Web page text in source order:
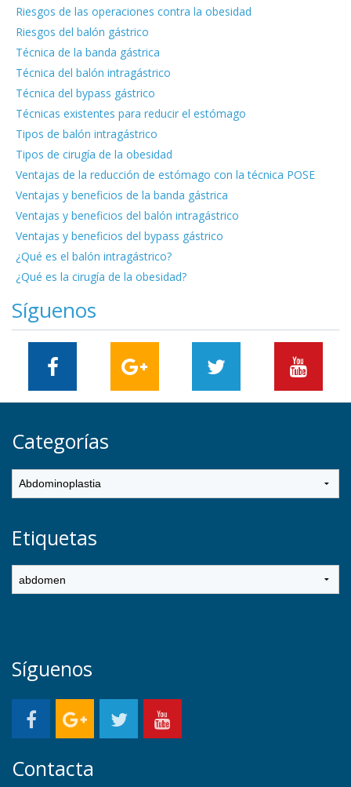
Riesgos de las operaciones contra la obesidad
Riesgos del balón gástrico
Técnica de la banda gástrica
Técnica del balón intragástrico
Técnica del bypass gástrico
Técnicas existentes para reducir el estómago
Tipos de balón intragástrico
Tipos de cirugía de la obesidad
Ventajas de la reducción de estómago con la técnica POSE
Ventajas y beneficios de la banda gástrica
Ventajas y beneficios del balón intragástrico
Ventajas y beneficios del bypass gástrico
¿Qué es el balón intragástrico?
¿Qué es la cirugía de la obesidad?
Síguenos
Categorías
Etiquetas
Síguenos
Contacta